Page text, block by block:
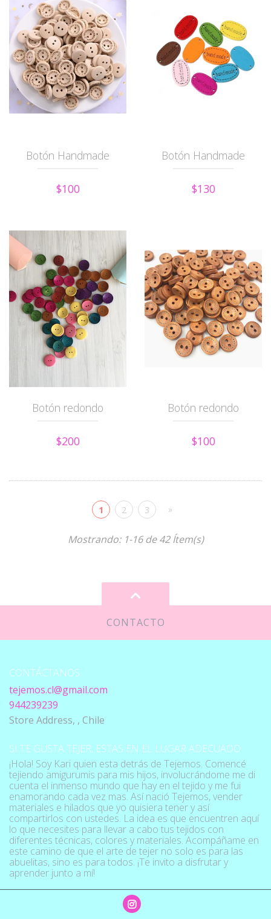
Botón Handmade
$100
Botón Handmade
$130
Botón redondo
$200
Botón redondo
$100
1 2 3 »
Mostrando: 1-16 de 42 Ítem(s)
CONTACTO
CONTÁCTANOS
tejemos.cl@gmail.com
944239239
Store Address, , Chile
SI TE GUSTA TEJER, ESTAS EN EL LUGAR ADECUADO
¡Hola! Soy Kari quien esta detrás de Tejemos. Comencé
tejiendo amigurumis para mis hijos, involucrándome me di
cuenta el inmenso mundo que hay en el tejido y me fui
enamorando cada vez mas. Así nació Tejemos, vender
materiales e hilados que yo quisiera tener y así
compartirlos con ustedes. La idea es que encuentren aquí
lo que necesites para llevar a cabo tus tejidos con
diferentes técnicas, colores y materiales. Acompáñame en
este camino de que el arte de tejer no solo es para las
abuelitas, sino es para todos. ¡Te invito a disfrutar y
aprender junto a mí!